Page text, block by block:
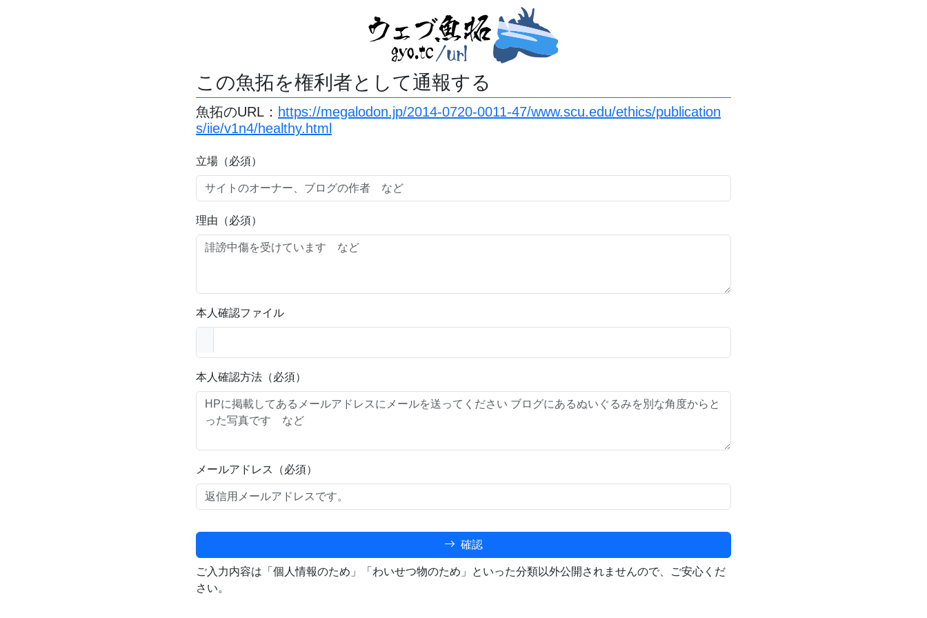
この魚拓を権利者として通報する
魚拓のURL： https://megalodon.jp/2014-0720-0011-47/www.scu.edu/ethics/publication
s/iie/v1n4/healthy.html
立場（必須）
理由（必須）
本人確認ファイル
本人確認方法（必須）
メールアドレス（必須）
確認
ご入力内容は「個人情報のため」「わいせつ物のため」といった分類以外公開されませんので、ご安心くだ
さい。